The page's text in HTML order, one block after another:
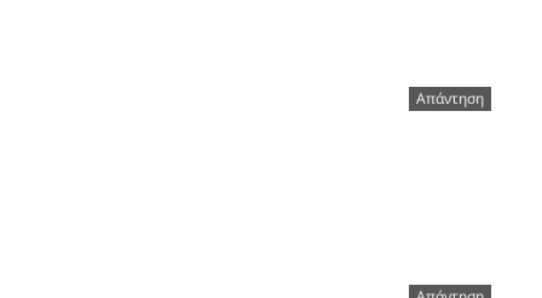
Απάντηση